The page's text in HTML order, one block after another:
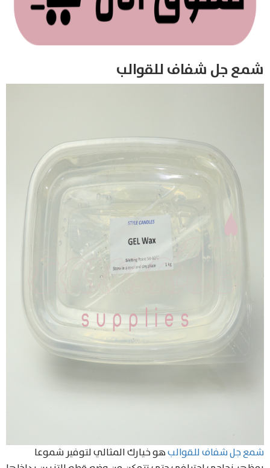
شمع جل شفاف للقوالب
شمع جل شفاف للقوالبهو خيارك المثالي لتوفير شموعا